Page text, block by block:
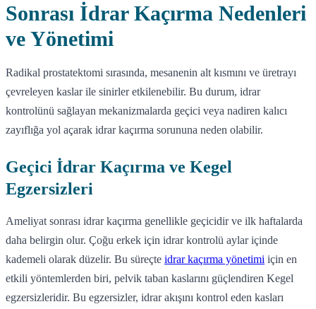
Sonrası İdrar Kaçırma Nedenleri
ve Yönetimi
Radikal prostatektomi sırasında, mesanenin alt kısmını ve üretrayı
çevreleyen kaslar ile sinirler etkilenebilir. Bu durum, idrar
kontrolünü sağlayan mekanizmalarda geçici veya nadiren kalıcı
zayıflığa yol açarak idrar kaçırma sorununa neden olabilir.
Geçici İdrar Kaçırma ve Kegel
Egzersizleri
Ameliyat sonrası idrar kaçırma genellikle geçicidir ve ilk haftalarda
daha belirgin olur. Çoğu erkek için idrar kontrolü aylar içinde
kademeli olarak düzelir. Bu süreçte idrar kaçırma yönetimi için en
etkili yöntemlerden biri, pelvik taban kaslarını güçlendiren Kegel
egzersizleridir. Bu egzersizler, idrar akışını kontrol eden kasları